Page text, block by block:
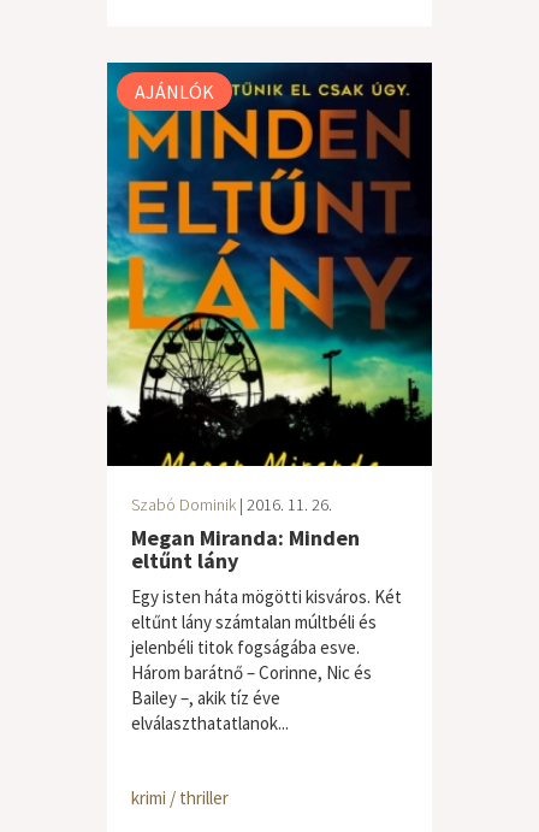
AJÁNLÓK
Szabó Dominik | 2016. 11. 26.
Megan Miranda: Minden
eltűnt lány
Egy isten háta mögötti kisváros. Két
eltűnt lány számtalan múltbéli és
jelenbéli titok fogságába esve.
Három barátnő – Corinne, Nic és
Bailey –, akik tíz éve
elválaszthatatlanok...
krimi / thriller